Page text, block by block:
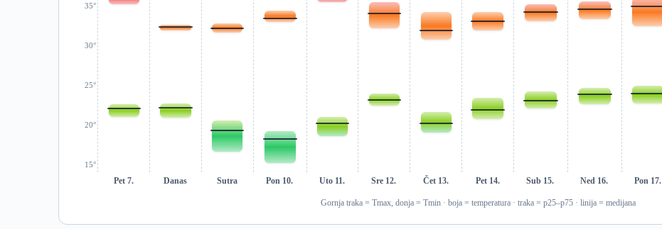
15°
20°
25°
30°
35°
Pet 7. Danas Sutra Pon 10. Uto 11. Sre 12. Čet 13. Pet 14. Sub 15. Ned 16. Pon 17.
Gornja traka = Tmax, donja = Tmin · boja = temperatura · traka = p25–p75 · linija = medijana